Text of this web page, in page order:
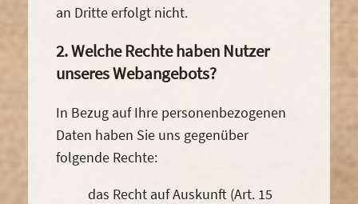
an Dritte erfolgt nicht.
2. Welche Rechte haben Nutzer
unseres Webangebots?
In Bezug auf Ihre personenbezogenen
Daten haben Sie uns gegenüber
folgende Rechte:
das Recht auf Auskunft (Art. 15